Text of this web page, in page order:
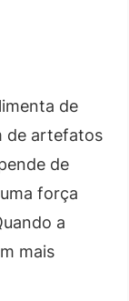
de
de artefatos
de
força
a
mais